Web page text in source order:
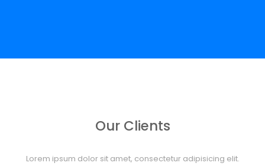
Our Clients
Lorem ipsum dolor sit amet, consectetur adipisicing elit.